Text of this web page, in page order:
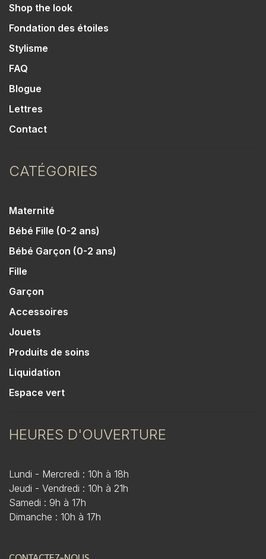
Shop the look
Fondation des étoiles
Stylisme
FAQ
Blogue
Lettres
Contact
CATÉGORIES
Maternité
Bébé Fille (0-2 ans)
Bébé Garçon (0-2 ans)
Fille
Garçon
Accessoires
Jouets
Produits de soins
Liquidation
Espace vert
HEURES D'OUVERTURE
Lundi - Mercredi : 10h à 18h
Jeudi - Vendredi : 10h à 21h
Samedi : 9h à 17h
Dimanche : 10h à 17h